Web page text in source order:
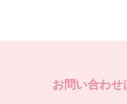
お問い合わせ